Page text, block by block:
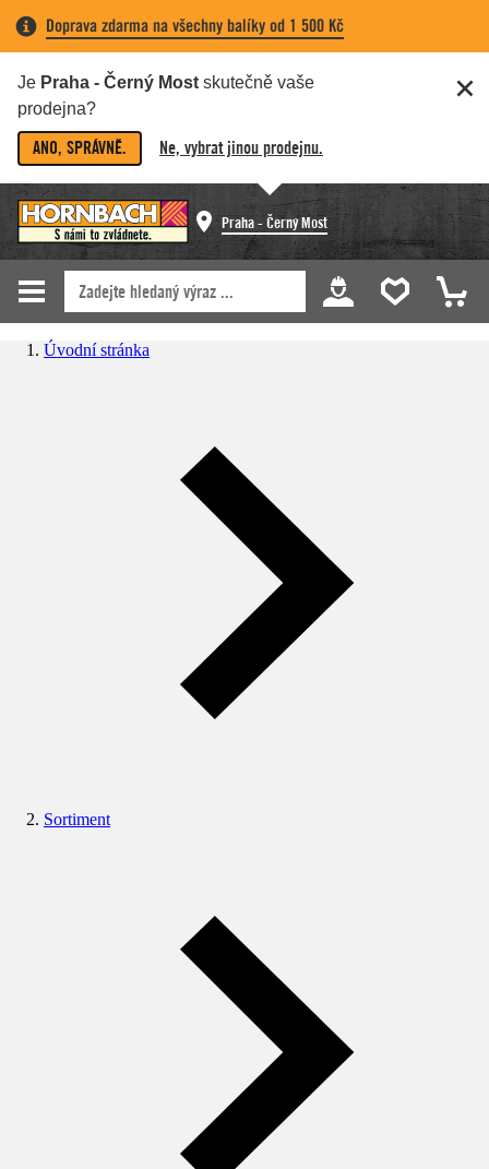
Doprava zdarma na všechny balíky od 1 500 Kč
Je Praha - Černý Most skutečně vaše
prodejna?
ANO, SPRÁVNĚ. Ne, vybrat jinou prodejnu.
Praha - Černý Most
Úvodní stránka
Sortiment